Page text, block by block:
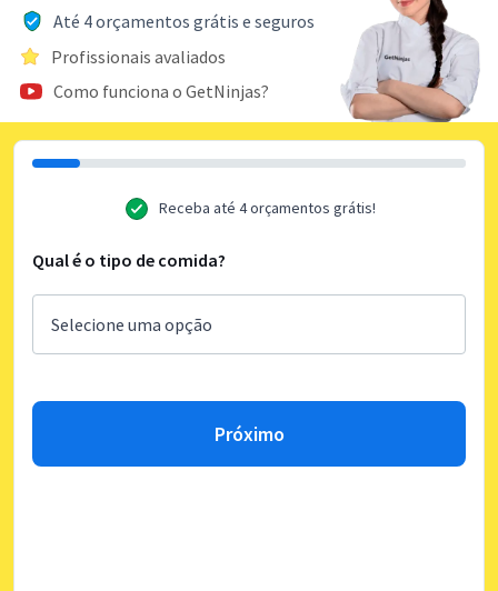
Até 4 orçamentos grátis e seguros
Profissionais avaliados
Como funciona o GetNinjas?
Receba até 4 orçamentos grátis!
Qual é o tipo de comida?
Próximo